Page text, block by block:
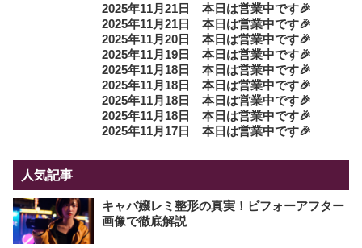
2025年11月21日 本日は営業中です🎉
2025年11月21日 本日は営業中です🎉
2025年11月20日 本日は営業中です🎉
2025年11月19日 本日は営業中です🎉
2025年11月18日 本日は営業中です🎉
2025年11月18日 本日は営業中です🎉
2025年11月18日 本日は営業中です🎉
2025年11月18日 本日は営業中です🎉
2025年11月17日 本日は営業中です🎉
人気記事
キャバ嬢レミ整形の真実！ビフォーアフター
画像で徹底解説